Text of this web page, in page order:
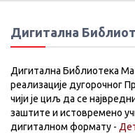
Дигитална
Дигитална Библиотека
реализације дугорочног
чији је циљ да се
заштите и истовремено
дигиталном формату -